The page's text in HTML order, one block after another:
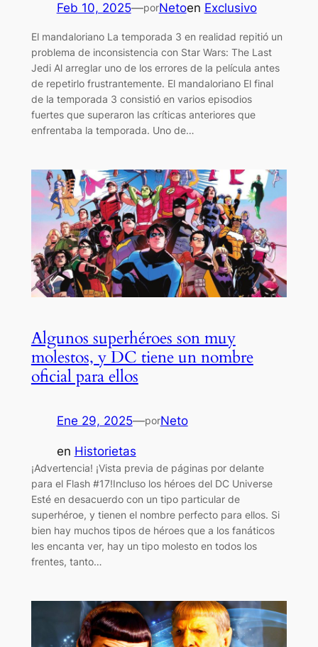
Feb 10, 2025—porNetoen Exclusivo
El mandaloriano La temporada 3 en realidad repitió un
problema de inconsistencia con Star Wars: The Last
Jedi Al arreglar uno de los errores de la película antes
de repetirlo frustrantemente. El mandaloriano El final
de la temporada 3 consistió en varios episodios
fuertes que superaron las críticas anteriores que
enfrentaba la temporada. Uno de…
Algunos superhéroes son muy
molestos, y DC tiene un nombre
oficial para ellos
Ene 29, 2025—porNeto
en Historietas
¡Advertencia! ¡Vista previa de páginas por delante
para el Flash #17!Incluso los héroes del DC Universe
Esté en desacuerdo con un tipo particular de
superhéroe, y tienen el nombre perfecto para ellos. Si
bien hay muchos tipos de héroes que a los fanáticos
les encanta ver, hay un tipo molesto en todos los
frentes, tanto…